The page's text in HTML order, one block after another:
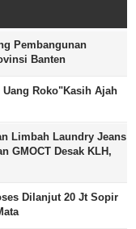
Pembangunan
Banten
Roko"Kasih Ajah
Limbah Laundry Jeans
GMOCT Desak KLH,
Dilanjut 20 Jt Sopir